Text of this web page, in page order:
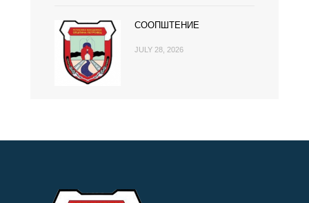
СООПШТЕНИЕ
JULY 28, 2026